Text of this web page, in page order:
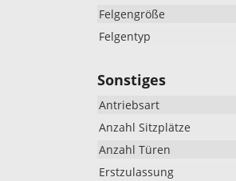
Felgengröße
Felgentyp
Sonstiges
Antriebsart
Anzahl Sitzplätze
Anzahl Türen
Erstzulassung